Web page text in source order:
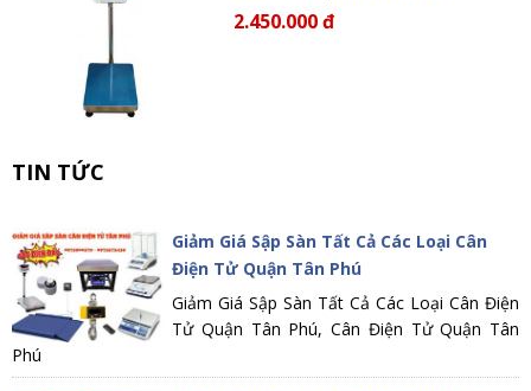
2.450.000 đ
TIN TỨC
Giảm Giá Sập Sàn Tất Cả Các Loại Cân
Điện Tử Quận Tân Phú
Giảm Giá Sập Sàn Tất Cả Các Loại Cân Điện
Tử Quận Tân Phú, Cân Điện Tử Quận Tân
Phú